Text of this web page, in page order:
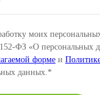
моих
ФЗ «О персональных
форме и
данных.*